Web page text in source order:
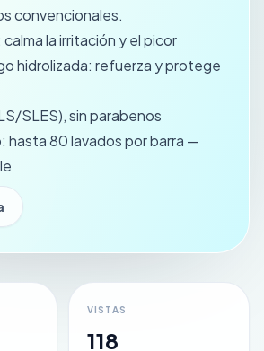
convencionales.
la irritación y el picor
hidrolizada: refuerza y protege
SLES), sin parabenos
hasta 80 lavados por barra —
VISTAS
118